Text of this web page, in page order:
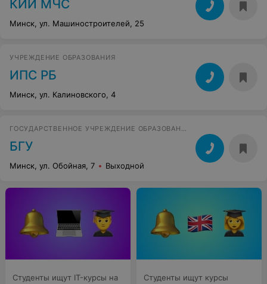
КИИ МЧС
Минск, ул. Машиностроителей, 25
УЧРЕЖДЕНИЕ ОБРАЗОВАНИЯ
ИПС РБ
Минск, ул. Калиновского, 4
ГОСУДАРСТВЕННОЕ УЧРЕЖДЕНИЕ ОБРАЗОВАНИЯ
БГУ
Минск, ул. Обойная, 7 Выходной
Студенты ищут IT-курсы на
Студенты ищут курсы